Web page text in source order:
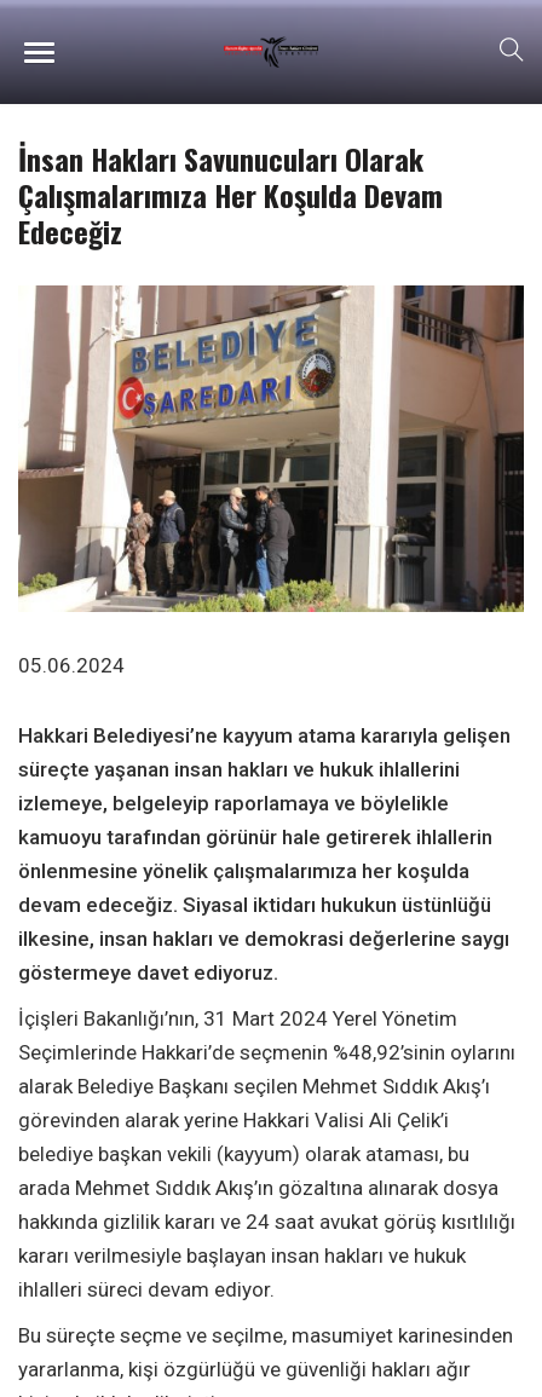
İnsan Hakları Savunucuları Olarak
Çalışmalarımıza Her Koşulda Devam
Edeceğiz
05.06.2024
Hakkari Belediyesi’ne kayyum atama kararıyla gelişen
süreçte yaşanan insan hakları ve hukuk ihlallerini
izlemeye, belgeleyip raporlamaya ve böylelikle
kamuoyu tarafından görünür hale getirerek ihlallerin
önlenmesine yönelik çalışmalarımıza her koşulda
devam edeceğiz. Siyasal iktidarı hukukun üstünlüğü
ilkesine, insan hakları ve demokrasi değerlerine saygı
göstermeye davet ediyoruz.
İçişleri Bakanlığı’nın, 31 Mart 2024 Yerel Yönetim
Seçimlerinde Hakkari’de seçmenin %48,92’sinin oylarını
alarak Belediye Başkanı seçilen Mehmet Sıddık Akış’ı
görevinden alarak yerine Hakkari Valisi Ali Çelik’i
belediye başkan vekili (kayyum) olarak ataması, bu
arada Mehmet Sıddık Akış’ın gözaltına alınarak dosya
hakkında gizlilik kararı ve 24 saat avukat görüş kısıtlılığı
kararı verilmesiyle başlayan insan hakları ve hukuk
ihlalleri süreci devam ediyor.
Bu süreçte seçme ve seçilme, masumiyet karinesinden
yararlanma, kişi özgürlüğü ve güvenliği hakları ağır